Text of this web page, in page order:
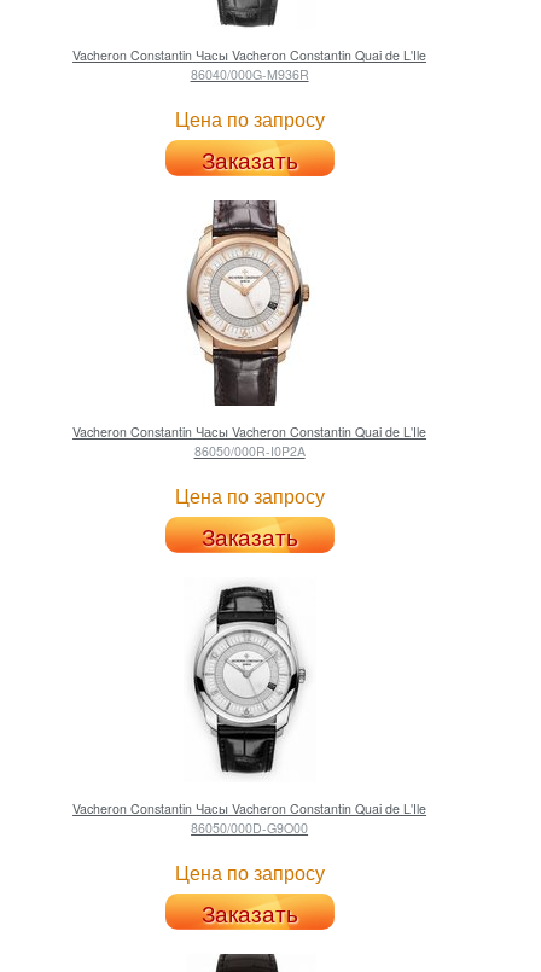
Vacheron Constantin Часы Vacheron Constantin Quai de L'Ile
86040/000G-M936R
Цена по запросу
Заказать
Vacheron Constantin Часы Vacheron Constantin Quai de L'Ile
86050/000R-I0P2A
Цена по запросу
Заказать
Vacheron Constantin Часы Vacheron Constantin Quai de L'Ile
86050/000D-G9O00
Цена по запросу
Заказать